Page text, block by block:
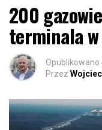
200
terminala
Opublikowano
Przez